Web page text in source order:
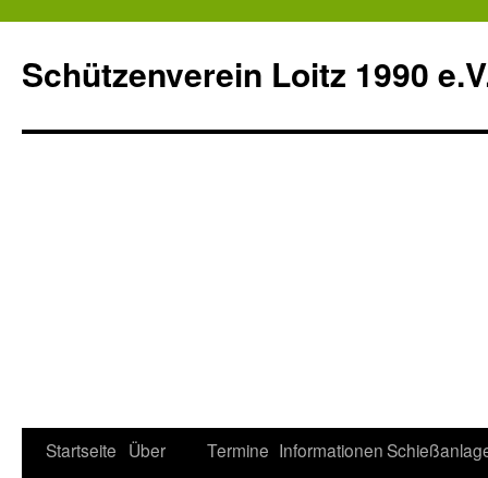
Schützenverein Loitz 1990
Zum
Startseite Über
Termine Informationen